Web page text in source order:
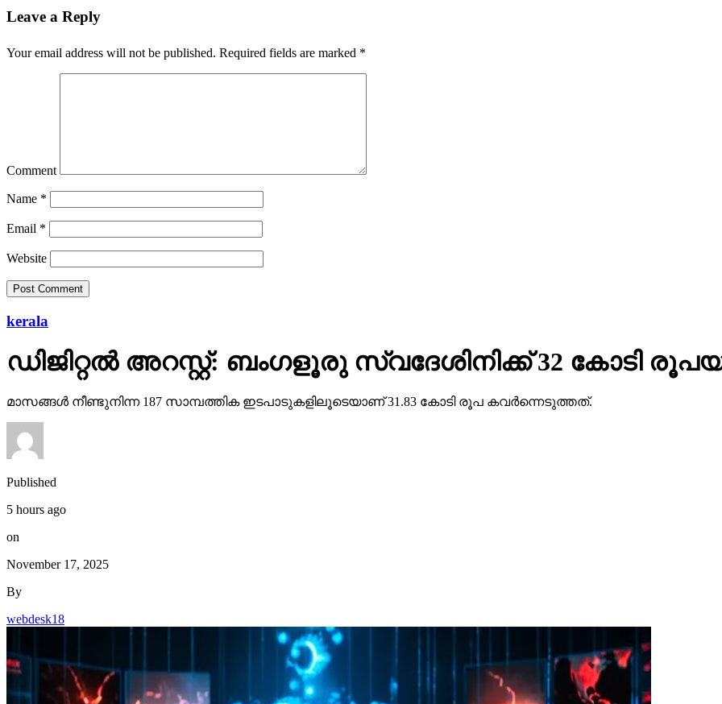
Leave a Reply
Your email address will not be published. Required fields are marked *
Comment
Name *
Email *
Website
kerala
ഡിജിറ്റല്‍ അറസ്റ്റ്: ബംഗളൂരു സ്വദേശിനിക്ക് 32 കോടി
മാസങ്ങള്‍ നീണ്ടുനിന്ന 187 സാമ്പത്തിക ഇടപാടുകളിലൂടെയാണ് 31.83 കോടി രൂപ കവര്‍ന്നെടുത്തത്.
Published
5 hours ago
on
November 17, 2025
By
webdesk18